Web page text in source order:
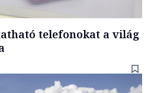
telefonokat a világ